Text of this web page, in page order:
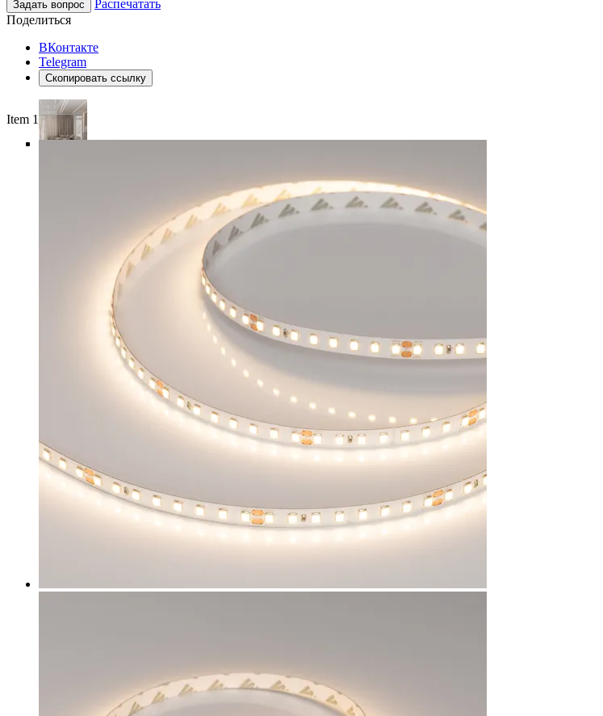
Задать вопрос
Распечатать
Поделиться
ВКонтакте
Telegram
Скопировать ссылку
Item 1 of 5